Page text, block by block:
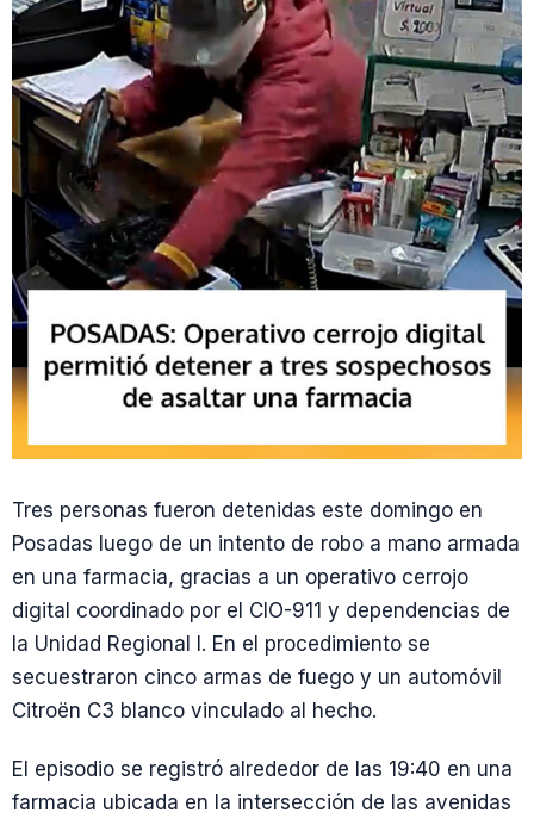
Tres personas fueron detenidas este domingo en
Posadas luego de un intento de robo a mano armada
en una farmacia, gracias a un operativo cerrojo
digital coordinado por el CIO-911 y dependencias de
la Unidad Regional I. En el procedimiento se
secuestraron cinco armas de fuego y un automóvil
Citroën C3 blanco vinculado al hecho.
El episodio se registró alrededor de las 19:40 en una
farmacia ubicada en la intersección de las avenidas